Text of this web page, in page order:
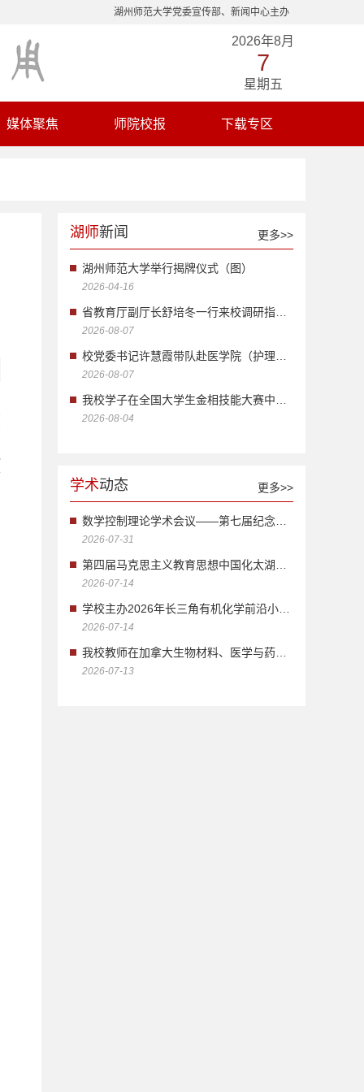
湖州师范大学党委宣传部、新闻中心主办
2026年8月
7
星期五
媒体聚焦 师院校报 下载专区
更多>>
湖师新闻
湖州师范大学举行揭牌仪式（图）
2026-04-16
2026-08-07
2026-08-07
2026-08-04
更多>>
学术动态
2026-07-31
2026-07-14
2026-07-14
2026-07-13